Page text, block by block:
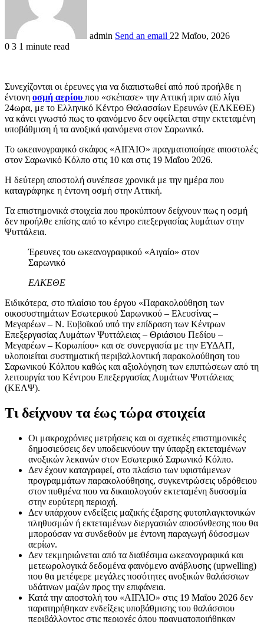
admin Send an email 22 Μαΐου, 2026
0 3 1 minute read
Συνεχίζονται οι έρευνες για να διαπιστωθεί από πού προήλθε η
έντονη οσμή αερίου που «σκέπασε» την Αττική πριν από λίγα
24ωρα, με το Ελληνικό Κέντρο Θαλασσίων Ερευνών (ΕΛΚΕΘΕ)
να κάνει γνωστό πως το φαινόμενο δεν οφείλεται στην εκτεταμένη
υποβάθμιση ή τα ανοξικά φαινόμενα στον Σαρωνικό.
Το ωκεανογραφικό σκάφος «ΑΙΓΑΙΟ» πραγματοποίησε αποστολές
στον Σαρωνικό Κόλπο στις 10 και στις 19 Μαΐου 2026.
Η δεύτερη αποστολή συνέπεσε χρονικά με την ημέρα που
καταγράφηκε η έντονη οσμή στην Αττική.
Τα επιστημονικά στοιχεία που προκύπτουν δείχνουν πως η οσμή
δεν προήλθε επίσης από το κέντρο επεξεργασίας λυμάτων στην
Ψυττάλεια.
Έρευνες του ωκεανογραφικού «Αιγαίο» στον
Σαρωνικό
ΕΛΚΕΘΕ
Ειδικότερα, στο πλαίσιo του έργου «Παρακολούθηση των
οικοσυστημάτων Εσωτερικού Σαρωνικού – Ελευσίνας –
Μεγαρέων – Ν. Ευβοϊκού υπό την επίδραση των Κέντρων
Επεξεργασίας Λυμάτων Ψυττάλειας – Θριάσιου Πεδίου –
Μεγαρέων – Κορωπίου» και σε συνεργασία με την ΕΥΔΑΠ,
υλοποιείται συστηματική περιβαλλοντική παρακολούθηση του
Σαρωνικού Κόλπου καθώς και αξιολόγηση των επιπτώσεων από τη
λειτουργία του Κέντρου Επεξεργασίας Λυμάτων Ψυττάλειας
(ΚΕΛΨ).
Τι δείχνουν τα έως τώρα στοιχεία
Οι μακροχρόνιες μετρήσεις και οι σχετικές επιστημονικές
δημοσιεύσεις δεν υποδεικνύουν την ύπαρξη εκτεταμένων
ανοξικών λεκανών στον Εσωτερικό Σαρωνικό Κόλπο.
Δεν έχουν καταγραφεί, στο πλαίσιο των υφιστάμενων
προγραμμάτων παρακολούθησης, συγκεντρώσεις υδρόθειου
στον πυθμένα που να δικαιολογούν εκτεταμένη δυσοσμία
στην ευρύτερη περιοχή.
Δεν υπάρχουν ενδείξεις μαζικής έξαρσης φυτοπλαγκτονικών
πληθυσμών ή εκτεταμένων διεργασιών αποσύνθεσης που θα
μπορούσαν να συνδεθούν με έντονη παραγωγή δύσοσμων
αερίων.
Δεν τεκμηριώνεται από τα διαθέσιμα ωκεανογραφικά και
μετεωρολογικά δεδομένα φαινόμενο ανάβλυσης (upwelling)
που θα μετέφερε μεγάλες ποσότητες ανοξικών θαλάσσιων
υδάτινων μαζών προς την επιφάνεια.
Κατά την αποστολή του «ΑΙΓΑΙΟ» στις 19 Μαΐου 2026 δεν
παρατηρήθηκαν ενδείξεις υποβάθμισης του θαλάσσιου
περιβάλλοντος στις περιοχές όπου πραγματοποιήθηκαν